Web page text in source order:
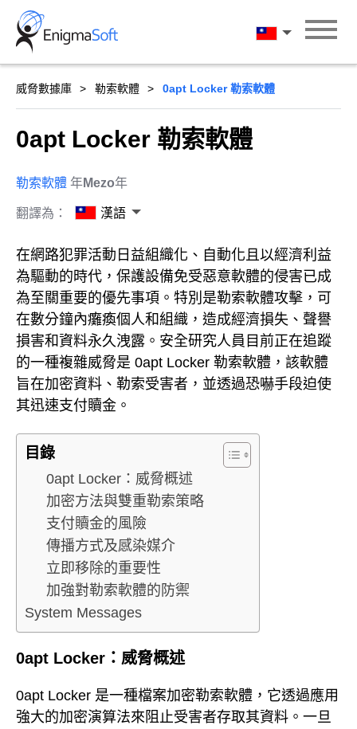
Skip
content
漢語
威脅數據庫 勒索軟體 0apt Locker 勒索軟體
0apt Locker 勒索軟體
勒索軟體 年Mezo年
翻譯為： 漢語
在網路犯罪活動日益組織化、自動化且以經濟利益
為驅動的時代，保護設備免受惡意軟體的侵害已成
為至關重要的優先事項。特別是勒索軟體攻擊，可
在數分鐘內癱瘓個人和組織，造成經濟損失、聲譽
損害和資料永久洩露。安全研究人員目前正在追蹤
的一種複雜威脅是 0apt Locker 勒索軟體，該軟體
旨在加密資料、勒索受害者，並透過恐嚇手段迫使
其迅速支付贖金。
目錄
0apt Locker：威脅概述
加密方法與雙重勒索策略
支付贖金的風險
傳播方式及感染媒介
立即移除的重要性
加強對勒索軟體的防禦
System Messages
0apt Locker：威脅概述
0apt Locker 是一種檔案加密勒索軟體，它透過應用
強大的加密演算法來阻止受害者存取其資料。一旦